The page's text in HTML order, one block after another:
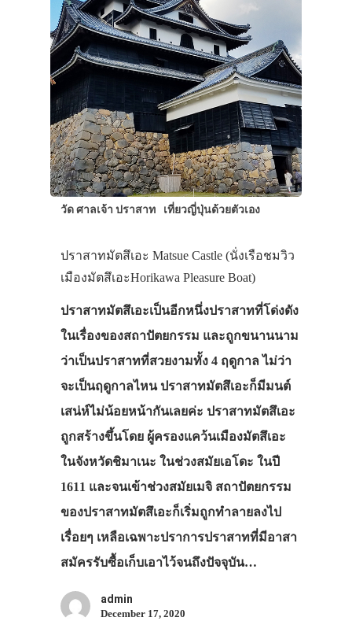
วัด ศาลเจ้า ปราสาท เที่ยวญี่ปุ่นด้วยตัวเอง
ปราสาทมัตสึเอะ Matsue Castle (นั่งเรือชมวิว
เมืองมัตสึเอะHorikawa Pleasure Boat)
ปราสาทมัตสึเอะเป็นอีกหนึ่งปราสาทที่โด่งดัง
ในเรื่องของสถาปัตยกรรม และถูกขนานนาม
ว่าเป็นปราสาทที่สวยงามทั้ง 4 ฤดูกาล ไม่ว่า
จะเป็นฤดูกาลไหน ปราสาทมัตสึเอะก็มีมนต์
เสน่ห์ไม่น้อยหน้ากันเลยค่ะ ปราสาทมัตสึเอะ
ถูกสร้างขึ้นโดย ผู้ครองแคว้นเมืองมัตสึเอะ
ในจังหวัดชิมาเนะ ในช่วงสมัยเอโดะ ในปี
1611 และจนเข้าช่วงสมัยเมจิ สถาปัตยกรรม
ของปราสาทมัตสึเอะก็เริ่มถูกทำลายลงไป
เรื่อยๆ เหลือเฉพาะปราการปราสาทที่มีอาสา
สมัครรับซื้อเก็บเอาไว้จนถึงปัจจุบัน…
admin
December 17, 2020